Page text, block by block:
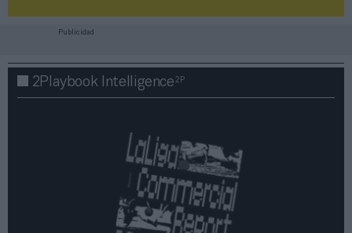
Publicidad
2Playbook Intelligence2P